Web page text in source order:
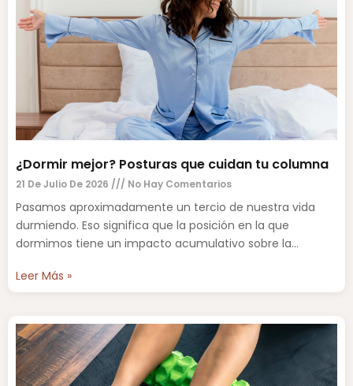
¿Dormir mejor? Posturas que cuidan tu columna
21 De Julio De 2026 No Hay Comentarios
Pasamos aproximadamente un tercio de nuestra vida
durmiendo. Eso significa que la posición en la que
dormimos tiene un impacto acumulativo sobre la
Leer Más »